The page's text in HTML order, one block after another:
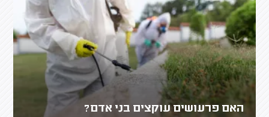
האם פרעושים עוקצים בני אדם?